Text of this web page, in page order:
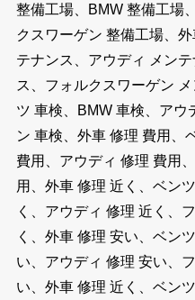
整備工場、BMW 整備工場
クスワーゲン 整備工場、
テナンス、アウディ メン
ス、フォルクスワーゲン
ツ 車検、BMW 車検、アウ
ン 車検、外車 修理 費用、
費用、アウディ 修理 費用
用、外車 修理 近く、ベン
く、アウディ 修理 近く、
く、外車 修理 安い、ベン
い、アウディ 修理 安い、
い、外車 修理 近く、ベン